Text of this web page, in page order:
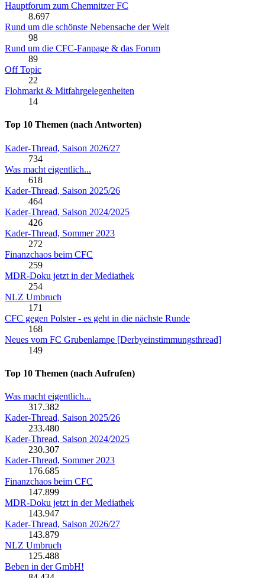
Hauptforum zum Chemnitzer FC
8.697
Rund um die schönste Nebensache der Welt
98
Rund um die CFC-Fanpage & das Forum
89
Off Topic
22
Flohmarkt & Mitfahrgelegenheiten
14
Top 10 Themen (nach Antworten)
Kader-Thread, Saison 2026/27
734
Was macht eigentlich...
618
Kader-Thread, Saison 2025/26
464
Kader-Thread, Saison 2024/2025
426
Kader-Thread, Sommer 2023
272
Finanzchaos beim CFC
259
MDR-Doku jetzt in der Mediathek
254
NLZ Umbruch
171
CFC gegen Polster - es geht in die nächste Runde
168
Neues vom FC Grubenlampe [Derbyeinstimmungsthread]
149
Top 10 Themen (nach Aufrufen)
Was macht eigentlich...
317.382
Kader-Thread, Saison 2025/26
233.480
Kader-Thread, Saison 2024/2025
230.307
Kader-Thread, Sommer 2023
176.685
Finanzchaos beim CFC
147.899
MDR-Doku jetzt in der Mediathek
143.947
Kader-Thread, Saison 2026/27
143.879
NLZ Umbruch
125.488
Beben in der GmbH!